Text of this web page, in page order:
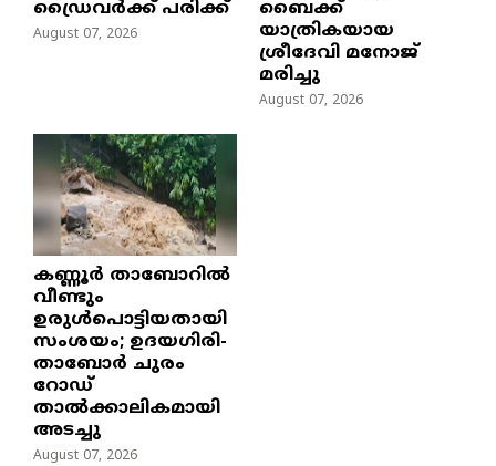
ഡ്രൈവർക്ക് പരിക്ക്
August 07, 2026
ബൈക്ക്
യാത്രികയായ
ശ്രീദേവി മനോജ്
മരിച്ചു
August 07, 2026
കണ്ണൂർ താബോറിൽ
വീണ്ടും
ഉരുൾപൊട്ടിയതായി
സംശയം; ഉദയഗിരി-
താബോർ ചുരം
റോഡ്
താൽക്കാലികമായി
അടച്ചു
August 07, 2026